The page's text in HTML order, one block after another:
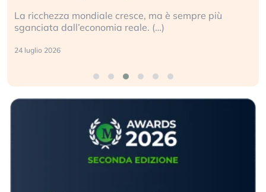
La ricchezza mondiale cresce, ma è sempre più
sganciata dall’economia reale. (…)
24 luglio 2026